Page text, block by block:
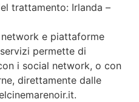
trattamento: Irlanda –
e piattaforme
permette di
i social network, o con
direttamente dalle